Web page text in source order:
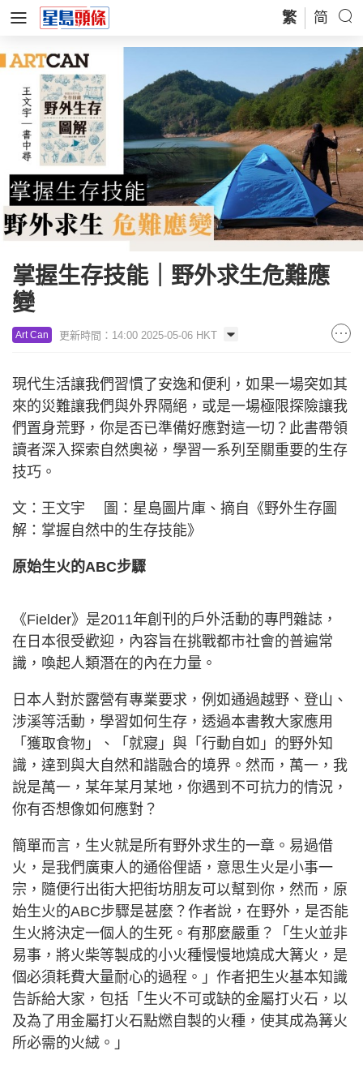
繁 简
掌握生存技能｜野外求生危難應
變
Art Can 更新時間：14:00 2025-05-06 HKT
現代生活讓我們習慣了安逸和便利，如果一場突如其
來的災難讓我們與外界隔絕，或是一場極限探險讓我
們置身荒野，你是否已準備好應對這一切？此書帶領
讀者深入探索自然奧祕，學習一系列至關重要的生存
技巧。
文：王文宇 圖：星島圖片庫、摘自《野外生存圖
解：掌握自然中的生存技能》
原始生火的ABC步驟
《Fielder》是2011年創刊的戶外活動的專門雜誌，
在日本很受歡迎，內容旨在挑戰都市社會的普遍常
識，喚起人類潛在的內在力量。
日本人對於露營有專業要求，例如通過越野、登山、
涉溪等活動，學習如何生存，透過本書教大家應用
「獲取食物」、「就寢」與「行動自如」的野外知
識，達到與大自然和諧融合的境界。然而，萬一，我
說是萬一，某年某月某地，你遇到不可抗力的情況，
你有否想像如何應對？
簡單而言，生火就是所有野外求生的一章。易過借
火，是我們廣東人的通俗俚語，意思生火是小事一
宗，隨便行出街大把街坊朋友可以幫到你，然而，原
始生火的ABC步驟是甚麼？作者說，在野外，是否能
生火將決定一個人的生死。有那麼嚴重？「生火並非
易事，將火柴等製成的小火種慢慢地燒成大篝火，是
個必須耗費大量耐心的過程。」作者把生火基本知識
告訴給大家，包括「生火不可或缺的金屬打火石，以
及為了用金屬打火石點燃自製的火種，使其成為篝火
所必需的火絨。」